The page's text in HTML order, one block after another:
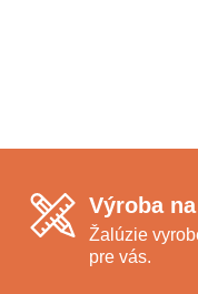
Výroba
Žalúzie
pre vás.